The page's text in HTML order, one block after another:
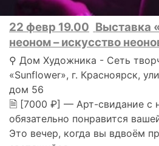
22 февр 19.00 Выставка
неоном – искусство
⚲ Дом Художника - Сеть
«Sunflower», г. Красноярск,
дом 56
🗎 [7000 ₽] — Арт-свидание с
обязательно понравится
Это вечер, когда вы вдвоём